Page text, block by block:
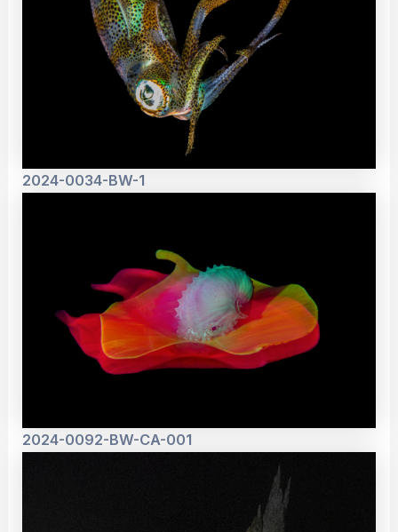
2024-0034-BW-1
2024-0092-BW-CA-001